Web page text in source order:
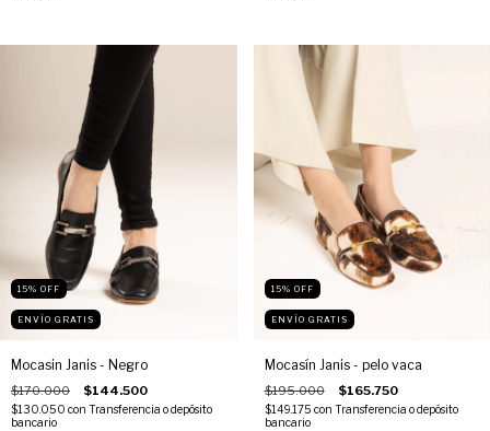
15% OFF
ENVÍO GRATIS
Mocasin Janis - Negro
$170.000 $144.500
$130.050 con Transferencia o depósito
bancario
15% OFF
ENVÍO GRATIS
Mocasín Janis - pelo vaca
$195.000 $165.750
$149.175 con Transferencia o depósito
bancario